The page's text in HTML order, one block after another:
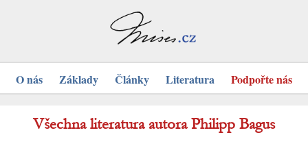
O nás Základy Články Literatura Podpořte nás
Všechna literatura autora Philipp Bagus